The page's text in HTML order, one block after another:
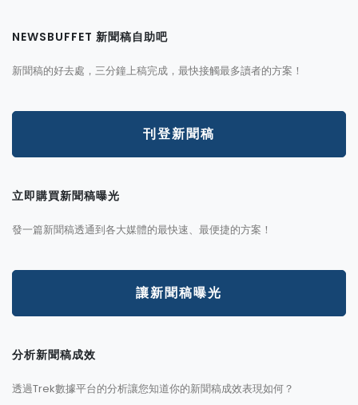
NEWSBUFFET 新聞稿自助吧
新聞稿的好去處，三分鐘上稿完成，最快接觸最多讀者的方案！
刊登新聞稿
立即購買新聞稿曝光
發一篇新聞稿透通到各大媒體的最快速、最便捷的方案！
讓新聞稿曝光
分析新聞稿成效
透過Trek數據平台的分析讓您知道你的新聞稿成效表現如何？